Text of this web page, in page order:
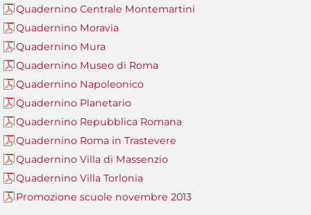
Quadernino Centrale Montemartini
Quadernino Moravia
Quadernino Mura
Quadernino Museo di Roma
Quadernino Napoleonico
Quadernino Planetario
Quadernino Repubblica Romana
Quadernino Roma in Trastevere
Quadernino Villa di Massenzio
Quadernino Villa Torlonia
Promozione scuole novembre 2013